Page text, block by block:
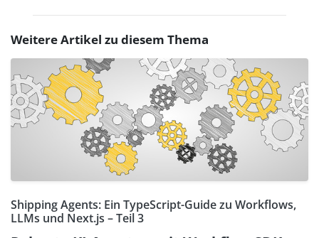
Weitere Artikel zu diesem Thema
Shipping Agents: Ein TypeScript-Guide zu Workflows,
LLMs und Next.js – Teil 3